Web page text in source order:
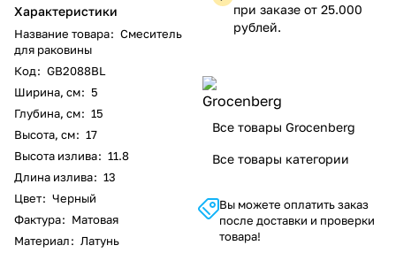
Характеристики
Название товара: Смеситель
для раковины
Код: GB2088BL
Ширина, см: 5
Глубина, см: 15
Высота, см: 17
Высота излива: 11.8
Длина излива: 13
Цвет: Черный
Фактура: Матовая
Материал: Латунь
при заказе от 25.000
рублей.
Все товары Grocenberg
Все товары категории
Вы можете оплатить заказ
после доставки и проверки
товара!